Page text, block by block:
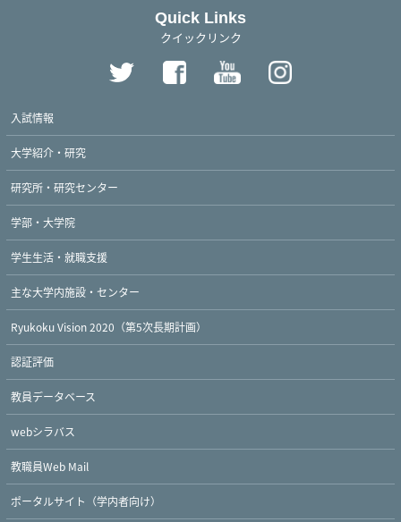
Quick Links
クイックリンク
入試情報
大学紹介・研究
研究所・研究センター
学部・大学院
学生生活・就職支援
主な大学内施設・センター
Ryukoku Vision 2020（第5次長期計画）
認証評価
教員データベース
webシラバス
教職員Web Mail
ポータルサイト（学内者向け）